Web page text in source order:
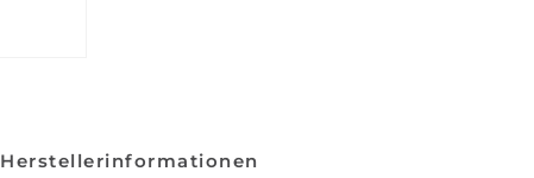
Herstellerinformationen